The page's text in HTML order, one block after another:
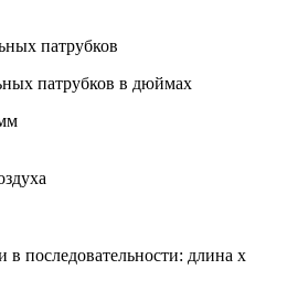
патрубков
патрубков в дюймах
последовательности: длина х